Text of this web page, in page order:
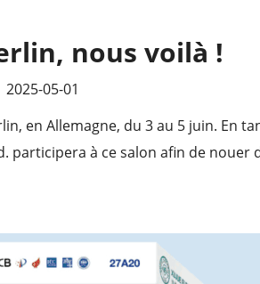
nous voilà !
2025-05-01
en Allemagne, du 3 au 5 juin. En
participera à ce salon afin de